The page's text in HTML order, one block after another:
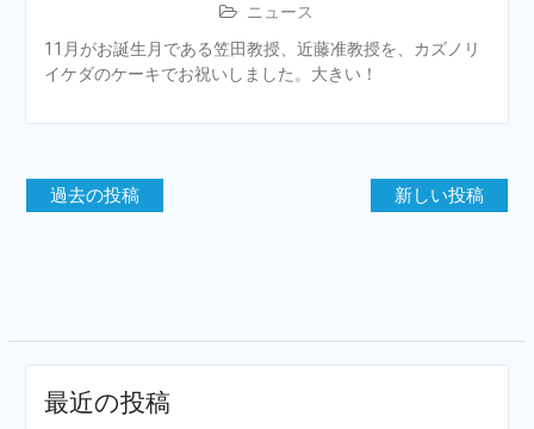
ニュース
11月がお誕生月である笠田教授、近藤准教授を、カズノリ
イケダのケーキでお祝いしました。大きい！
投
稿
ゲ
シ
過去の投稿 新しい投稿
最近の投稿